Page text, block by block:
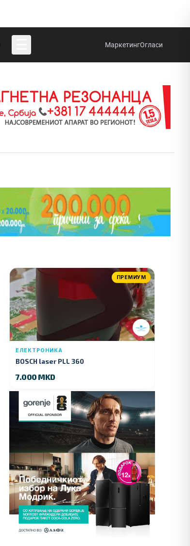
МаркетингОгласи
ПРЕМИУМ
ЕЛЕКТРОНИКА
BOSCH laser PLL 360
7.000 MKD